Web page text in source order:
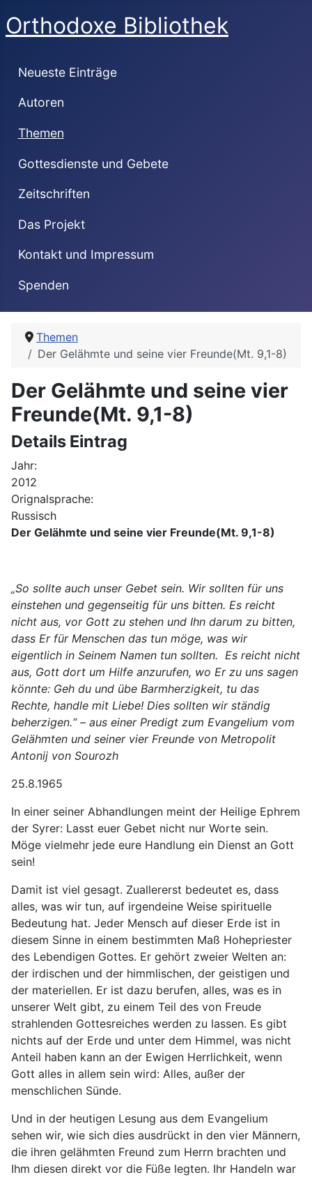
Orthodoxe Bibliothek
Neueste Einträge
Autoren
Themen
Gottesdienste und Gebete
Zeitschriften
Das Projekt
Kontakt und Impressum
Spenden
Themen
Der Gelähmte und seine vier Freunde(Mt. 9,1-8)
Der Gelähmte und seine vier
Freunde(Mt. 9,1-8)
Details Eintrag
Jahr:
2012
Orignalsprache:
Russisch
Der Gelähmte und seine vier Freunde(Mt. 9,1-8)
„So sollte auch unser Gebet sein. Wir sollten für uns
einstehen und gegenseitig für uns bitten. Es reicht
nicht aus, vor Gott zu stehen und Ihn darum zu bitten,
dass Er für Menschen das tun möge, was wir
eigentlich in Seinem Namen tun sollten. Es reicht nicht
aus, Gott dort um Hilfe anzurufen, wo Er zu uns sagen
könnte: Geh du und übe Barmherzigkeit, tu das
Rechte, handle mit Liebe! Dies sollten wir ständig
beherzigen.“ – aus einer Predigt zum Evangelium vom
Gelähmten und seiner vier Freunde von Metropolit
Antonij von Sourozh
25.8.1965
In einer seiner Abhandlungen meint der Heilige Ephrem
der Syrer: Lasst euer Gebet nicht nur Worte sein.
Möge vielmehr jede eure Handlung ein Dienst an Gott
sein!
Damit ist viel gesagt. Zuallererst bedeutet es, dass
alles, was wir tun, auf irgendeine Weise spirituelle
Bedeutung hat. Jeder Mensch auf dieser Erde ist in
diesem Sinne in einem bestimmten Maß Hohepriester
des Lebendigen Gottes. Er gehört zweier Welten an:
der irdischen und der himmlischen, der geistigen und
der materiellen. Er ist dazu berufen, alles, was es in
unserer Welt gibt, zu einem Teil des von Freude
strahlenden Gottesreiches werden zu lassen. Es gibt
nichts auf der Erde und unter dem Himmel, was nicht
Anteil haben kann an der Ewigen Herrlichkeit, wenn
Gott alles in allem sein wird: Alles, außer der
menschlichen Sünde.
Und in der heutigen Lesung aus dem Evangelium
sehen wir, wie sich dies ausdrückt in den vier Männern,
die ihren gelähmten Freund zum Herrn brachten und
Ihm diesen direkt vor die Füße legten. Ihr Handeln war